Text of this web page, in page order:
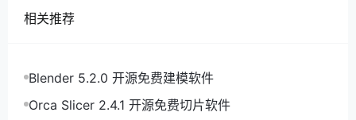
相关推荐
Blender 5.2.0 开源免费建模软件
Orca Slicer 2.4.1 开源免费切片软件